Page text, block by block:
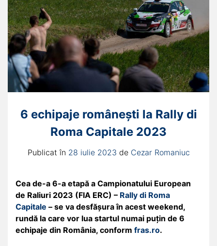
6 echipaje românești la Rally di
Roma Capitale 2023
Publicat în 28 iulie 2023 de Cezar Romaniuc
Cea de-a 6-a etapă a Campionatului European
de Raliuri 2023 (FIA ERC) – Rally di Roma
Capitale – se va desfășura în acest weekend,
rundă la care vor lua startul numai puțin de 6
echipaje din România, conform fras.ro.